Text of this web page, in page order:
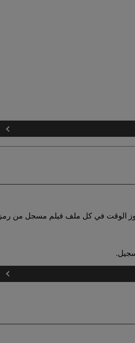
الوقت في كل ملف فيلم مسجل من رمز